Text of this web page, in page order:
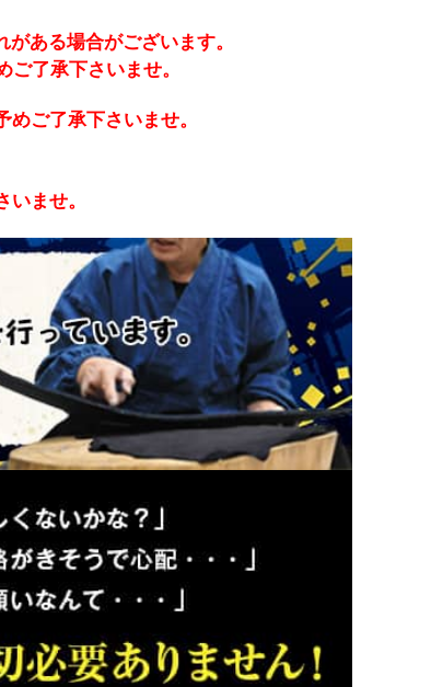
ある場合がございます。
了承下さいませ。
ご了承下さいませ。
ませ。